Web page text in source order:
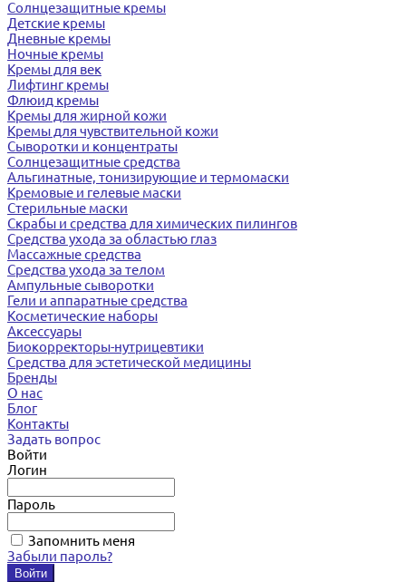
Солнцезащитные кремы
Детские кремы
Дневные кремы
Ночные кремы
Кремы для век
Лифтинг кремы
Флюид кремы
Кремы для жирной кожи
Кремы для чувствительной кожи
Сыворотки и концентраты
Солнцезащитные средства
Альгинатные, тонизирующие и термомаски
Кремовые и гелевые маски
Стерильные маски
Скрабы и средства для химических пилингов
Средства ухода за областью глаз
Массажные средства
Средства ухода за телом
Ампульные сыворотки
Гели и аппаратные средства
Косметические наборы
Аксессуары
Биокорректоры-нутрицевтики
Средства для эстетической медицины
Бренды
О нас
Блог
Контакты
Задать вопрос
Войти
Логин
Пароль
Запомнить меня
Забыли пароль?